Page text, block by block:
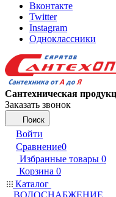
Вконтакте
Twitter
Instagram
Одноклассники
Сантехническая
Заказать звонок
Поиск
Войти
Сравнение0
Избранные товары 0
Корзина 0
Каталог
ВОДОСНАБЖЕНИЕ